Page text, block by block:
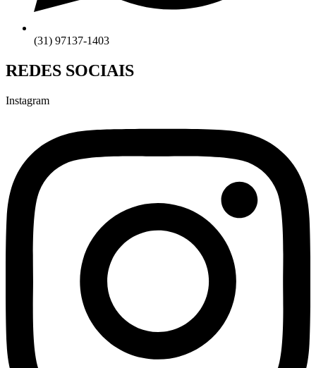
(31) 97137-1403
REDES SOCIAIS
Instagram